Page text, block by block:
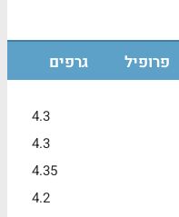
פרופיל גרפים
4.3
4.3
4.35
4.2